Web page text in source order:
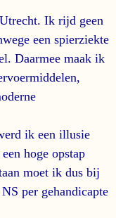
Ik rijd geen
een spierziekte
Daarmee maak ik
ik een illusie
hoge opstap
moet ik dus bij
per gehandicapte